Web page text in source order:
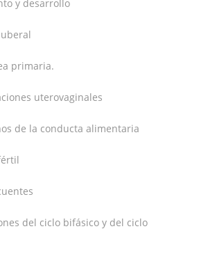
y desarrollo
primaria.
uterovaginales
de la conducta alimentaria
del ciclo bifásico y del ciclo